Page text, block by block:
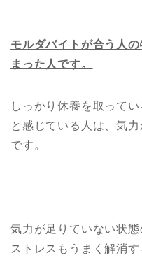
モルダバイトが合う人
まった人です。
しっかり休養を取って
と感じている人は、気
です。
気力が足りていない状態
ストレスもうまく解消す